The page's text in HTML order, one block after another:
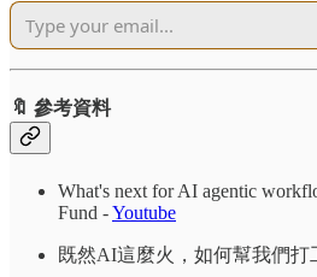
🔖 參考資料
What's next for AI agentic
Fund -Youtube
既然AI這麼火，如何幫我們打